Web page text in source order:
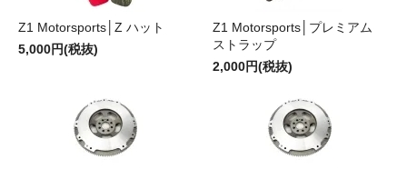
Z1 Motorsports│Z ハット
5,000円(税抜)
Z1 Motorsports│プレミアム
ストラップ
2,000円(税抜)